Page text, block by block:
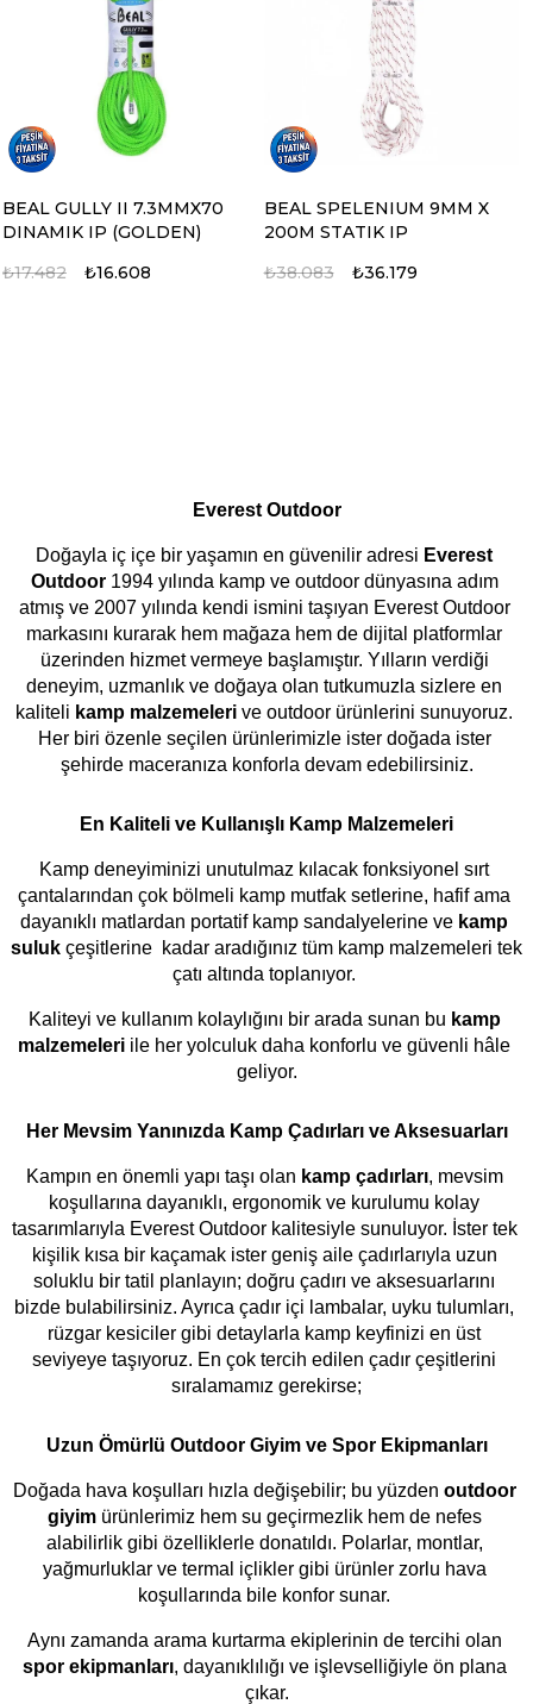
BEAL GULLY II 7.3MMX70
DINAMIK IP (GOLDEN)
₺16.608
₺17.482
BEAL SPELENIUM 9MM X
200M STATIK IP
₺36.179
₺38.083
BEAL HARNESS SOLACE
HOLD UP M-L
₺30.479
₺32.083
BEAL HARNESS SOLACE
M-L
₺26.304
₺27.688
BEAL HERO PRO HOLD
UP HARNESS
₺26.573
₺27.972
%5
CT HARNESS ASCENT
PRO (SIYAH)
₺9.246
₺9.733
%5
BEAL BE LINK A VIS
KARABINA
₺1.167
BEAL BE ONE SCREW
ORANGE KARABINA
₺1.257
₺1.323
CT CELIK KARABINA
TWIST-LOCK
₺1.123
₺1.182
%5
CT HAMMER LODGE
₺808
₺851
%5
Everest Outdoor
Doğayla iç içe bir yaşamın en güvenilir adresi Everest
Outdoor 1994 yılında kamp ve outdoor dünyasına adım
atmış ve 2007 yılında kendi ismini taşıyan Everest Outdoor
markasını kurarak hem mağaza hem de dijital platformlar
üzerinden hizmet vermeye başlamıştır. Yılların verdiği
deneyim, uzmanlık ve doğaya olan tutkumuzla sizlere en
kaliteli kamp malzemeleri ve outdoor ürünlerini sunuyoruz.
Her biri özenle seçilen ürünlerimizle ister doğada ister
şehirde maceranıza konforla devam edebilirsiniz.
En Kaliteli ve Kullanışlı Kamp Malzemeleri
Kamp deneyiminizi unutulmaz kılacak fonksiyonel sırt
çantalarından çok bölmeli kamp mutfak setlerine, hafif ama
dayanıklı matlardan portatif kamp sandalyelerine ve kamp
suluk çeşitlerine  kadar aradığınız tüm kamp malzemeleri tek
çatı altında toplanıyor.
Kaliteyi ve kullanım kolaylığını bir arada sunan bu kamp
malzemeleri ile her yolculuk daha konforlu ve güvenli hâle
geliyor.
Her Mevsim Yanınızda Kamp Çadırları ve Aksesuarları
Kampın en önemli yapı taşı olan kamp çadırları, mevsim
koşullarına dayanıklı, ergonomik ve kurulumu kolay
tasarımlarıyla Everest Outdoor kalitesiyle sunuluyor. İster tek
kişilik kısa bir kaçamak ister geniş aile çadırlarıyla uzun
soluklu bir tatil planlayın; doğru çadırı ve aksesuarlarını
bizde bulabilirsiniz. Ayrıca çadır içi lambalar, uyku tulumları,
rüzgar kesiciler gibi detaylarla kamp keyfinizi en üst
seviyeye taşıyoruz. En çok tercih edilen çadır çeşitlerini
sıralamamız gerekirse;
Uzun Ömürlü Outdoor Giyim ve Spor Ekipmanları
Doğada hava koşulları hızla değişebilir; bu yüzden outdoor
giyim ürünlerimiz hem su geçirmezlik hem de nefes
alabilirlik gibi özelliklerle donatıldı. Polarlar, montlar,
yağmurluklar ve termal içlikler gibi ürünler zorlu hava
koşullarında bile konfor sunar.
spor ekipmanları, dayanıklılığı ve işlevselliğiyle ön plana
çıkar.